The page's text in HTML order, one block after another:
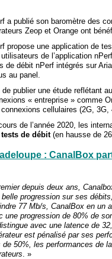
a publié son baromètre des
Zeop et Orange ont
propose une application de
de l’application
de débit nPerf intégrés sur
au panel.
de publier une étude reflétant
« entreprise » comme
cellulaires (2G,
de l’année 2020, les
tests de débit(en hausse de
: CanalBox
depuis deux ans,
progression sur ses
77 Mb/s, CanalBox en un
une progression de 80% de
avec une latence de
est pénalisé par ses
de 50%, les performances de
. »